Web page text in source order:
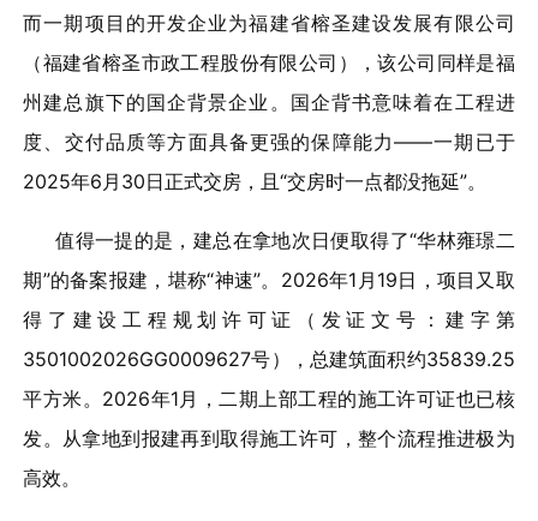
而一期项目的开发企业为福建省榕圣建设发展有限公司
（福建省榕圣市政工程股份有限公司），该公司同样是福
州建总旗下的国企背景企业。国企背书意味着在工程进
度、交付品质等方面具备更强的保障能力——一期已于
2025年6月30日正式交房，且“交房时一点都没拖延”。
值得一提的是，建总在拿地次日便取得了“华林雍璟二
期”的备案报建，堪称“神速”。2026年1月19日，项目又取
得了建设工程规划许可证（发证文号：建字第
3501002026GG0009627号），总建筑面积约35839.25
平方米。2026年1月，二期上部工程的施工许可证也已核
发。从拿地到报建再到取得施工许可，整个流程推进极为
高效。